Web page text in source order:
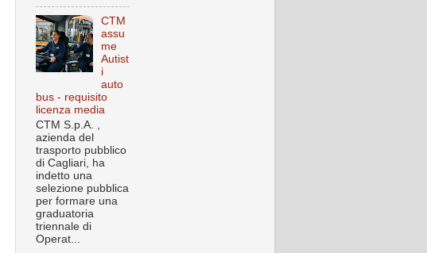
CTM
assu
me
Autist
i
auto
bus - requisito
licenza media
CTM S.p.A. ,
azienda del
trasporto pubblico
di Cagliari, ha
indetto una
selezione pubblica
per formare una
graduatoria
triennale di
Operat...